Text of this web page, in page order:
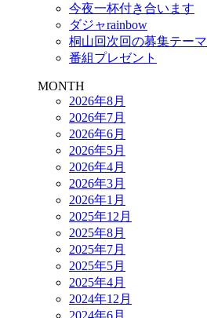
今夜一杯付き合います
ダジャrainbow
桐山回次回の募集テーマ
番組プレゼント
MONTH
2026年8月
2026年7月
2026年6月
2026年5月
2026年4月
2026年3月
2026年1月
2025年12月
2025年8月
2025年7月
2025年5月
2025年4月
2024年12月